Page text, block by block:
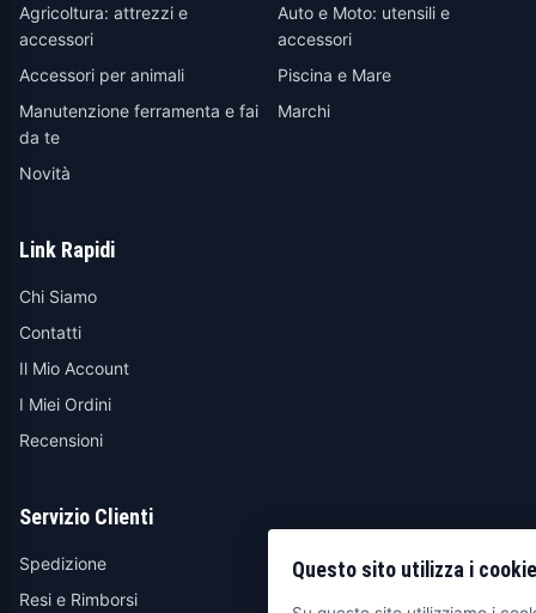
Agricoltura: attrezzi e
accessori
Auto e Moto: utensili e
accessori
Accessori per animali
Piscina e Mare
Manutenzione ferramenta e fai
da te
Marchi
Novità
Link Rapidi
Chi Siamo
Contatti
Il Mio Account
I Miei Ordini
Recensioni
Servizio Clienti
Spedizione
Resi e Rimborsi
Questo sito utilizza i cookie